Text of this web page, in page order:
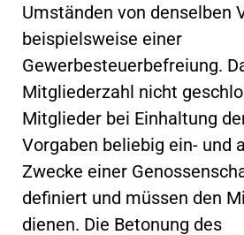
Umständen von denselben
beispielsweise einer
Gewerbesteuerbefreiung.
Mitgliederzahl nicht
Mitglieder bei Einhaltung
Vorgaben beliebig ein- und
Zwecke einer
definiert und müssen den
dienen. Die Betonung des